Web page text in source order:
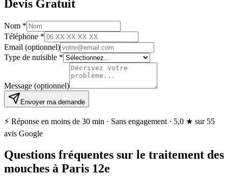
Devis Gratuit
Nom *
Téléphone *
Email (optionnel)
Type de nuisible *
Message (optionnel)
Envoyer ma demande
⚡ Réponse en moins de 30 min · Sans engagement · 5,0 ★ sur 55
avis Google
Questions fréquentes sur le traitement des
mouches à Paris 12e